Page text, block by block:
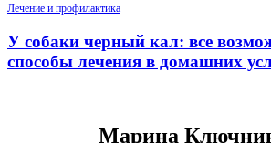
Лечение и профилактика
У собаки черный кал: все
способы лечения в домашних
Марина